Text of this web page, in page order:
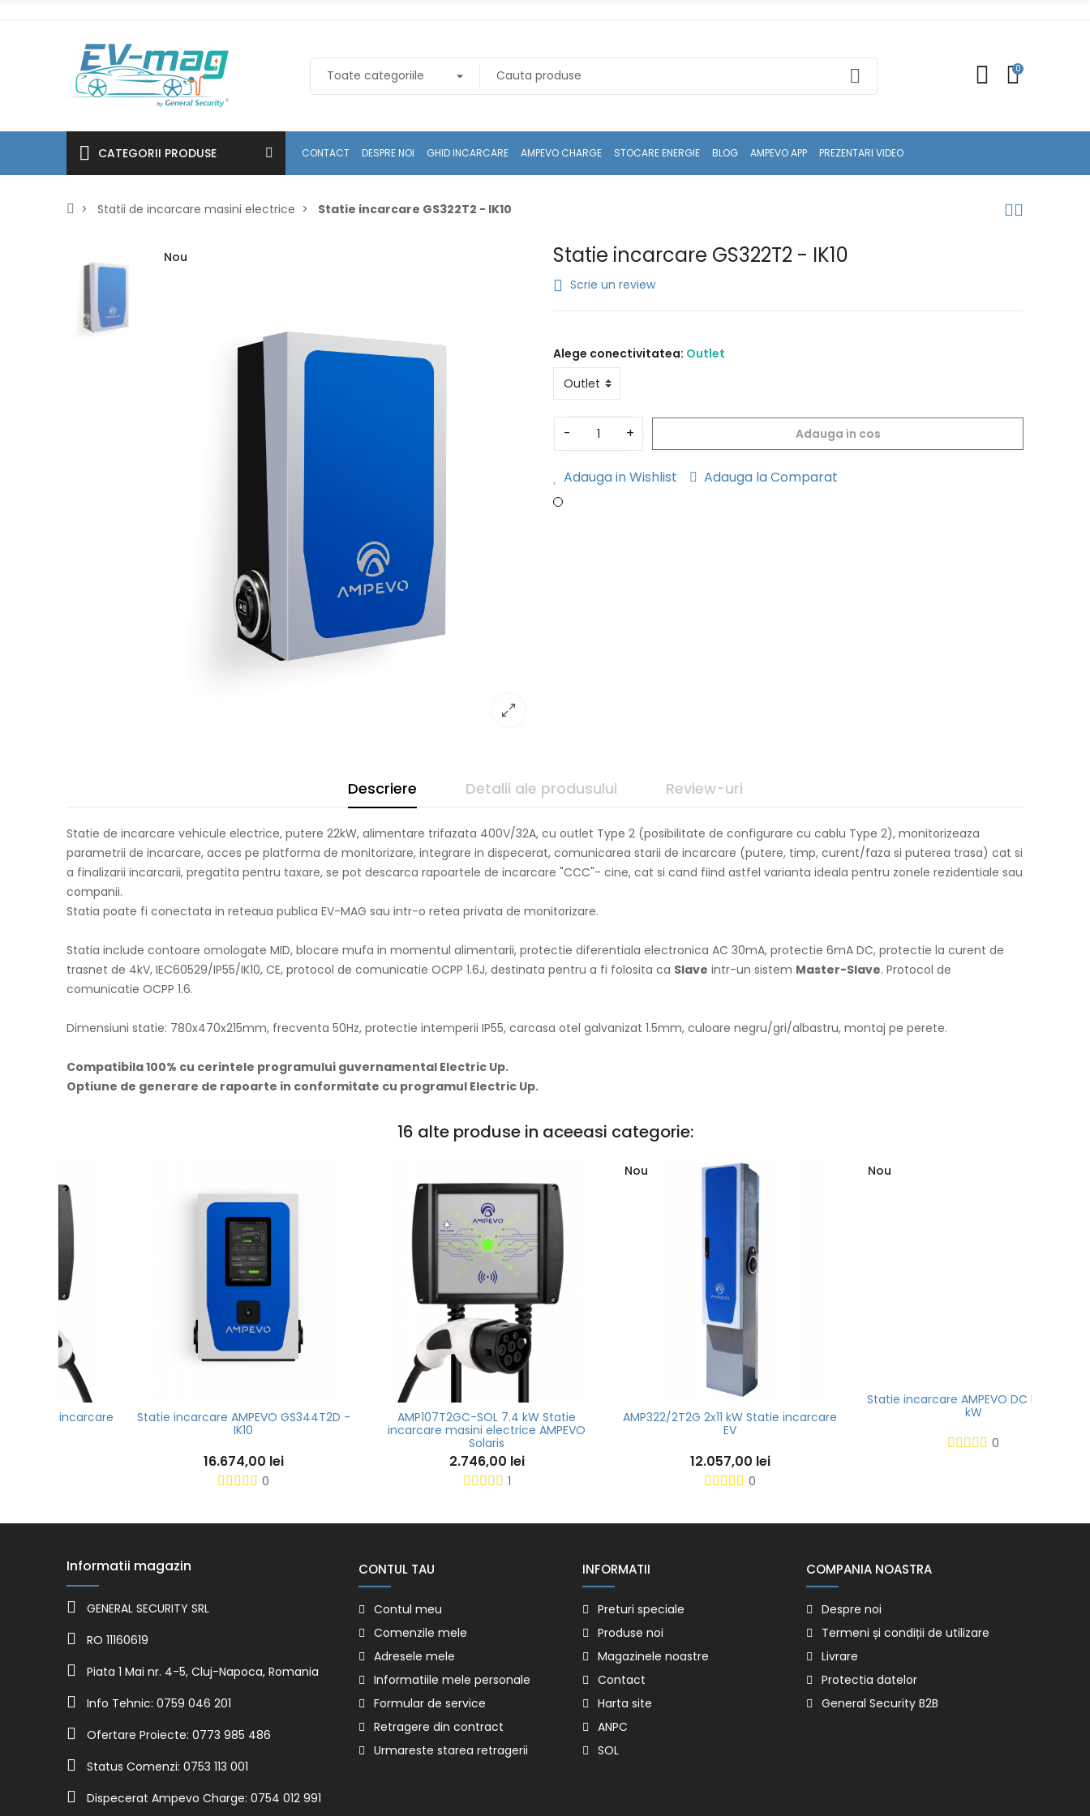
0
CATEGORII PRODUSE CONTACT DESPRE NOI GHID INCARCARE AMPEVO CHARGE STOCARE ENERGIE BLOG AMPEVO APP PREZENTARI VIDEO
Statii de incarcare masini electrice Statie incarcare GS322T2 - IK10
Nou Statie incarcare GS322T2 - IK10
Scrie un review
Alege conectivitatea: Outlet
- + Adauga in cos
Adauga in Wishlist Adauga la Comparat
Descriere Detalii ale produsului Review-uri
Statie de incarcare vehicule electrice, putere 22kW, alimentare trifazata 400V/32A, cu outlet Type 2 (posibilitate de configurare cu cablu Type 2), monitorizeaza
parametrii de incarcare, acces pe platforma de monitorizare, integrare in dispecerat, comunicarea starii de incarcare (putere, timp, curent/faza si puterea trasa) cat si
a finalizarii incarcarii, pregatita pentru taxare, se pot descarca rapoartele de incarcare "CCC"- cine, cat si cand fiind astfel varianta ideala pentru zonele rezidentiale sau
companii.
Statia poate fi conectata in reteaua publica EV-MAG sau intr-o retea privata de monitorizare.
Statia include contoare omologate MID, blocare mufa in momentul alimentarii, protectie diferentiala electronica AC 30mA, protectie 6mA DC, protectie la curent de
trasnet de 4kV, IEC60529/IP55/IK10, CE, protocol de comunicatie OCPP 1.6J, destinata pentru a fi folosita ca Slave intr-un sistem Master-Slave. Protocol de
comunicatie OCPP 1.6.
Dimensiuni statie: 780x470x215mm, frecventa 50Hz, protectie intemperii IP55, carcasa otel galvanizat 1.5mm, culoare negru/gri/albastru, montaj pe perete.
Compatibila 100% cu cerintele programului guvernamental Electric Up.
Optiune de generare de rapoarte in conformitate cu programul Electric Up.
16 alte produse in aceeasi categorie:
Statie incarcare AMPEVO GS344T2D -
16.674,00 lei
AMP107T2GC-SOL 7.4 kW Statie
incarcare masini electrice AMPEVO
2.746,00 lei
AMP322/2T2G 2x11 kW Statie incarcare
12.057,00 lei
Statie incarcare AMPEVO DC PRO 480
Informatii magazin
GENERAL SECURITY SRL
RO 11160619
Piata 1 Mai nr. 4-5, Cluj-Napoca, Romania
Info Tehnic: 0759 046 201
Ofertare Proiecte: 0773 985 486
Status Comenzi: 0753 113 001
Dispecerat Ampevo Charge: 0754 012 991
CONTUL TAU
Contul meu
Comenzile mele
Adresele mele
Informatiile mele personale
Formular de service
Retragere din contract
Urmareste starea retragerii
INFORMATII
Preturi speciale
Produse noi
Magazinele noastre
Contact
Harta site
ANPC
SOL
COMPANIA NOASTRA
Despre noi
Termeni și condiții de utilizare
Livrare
Protectia datelor
General Security B2B